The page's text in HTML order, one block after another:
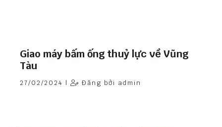
Giao máy bấm ống thuỷ lực về Vũng
Tàu
27/02/2024 | Đăng bởi admin